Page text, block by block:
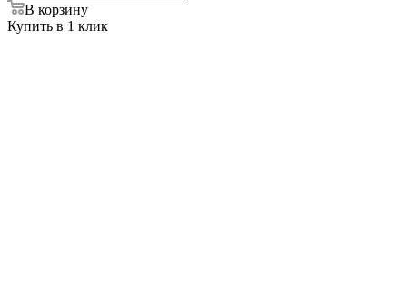
В корзину
Купить в 1 клик